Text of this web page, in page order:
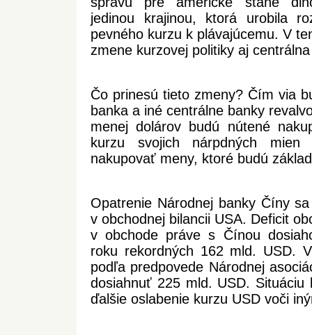
jedinou krajinou, ktorá urobila
pevného kurzu k plávajúcemu. V
zmene kurzovej politiky aj
Čo prinesú tieto zmeny? Čím via
banka a iné centrálne banky
menej dolárov budú nútené
kurzu svojich nárpdných
nakupovať meny, ktoré budú
Opatrenie Národnej banky Číny
v obchodnej bilancii USA. Deficit
v obchode práve s Čínou
roku rekordných 162 mld. USD.
podľa predpovede Národnej
dosiahnuť 225 mld. USD.
ďalšie oslabenie kurzu USD voči